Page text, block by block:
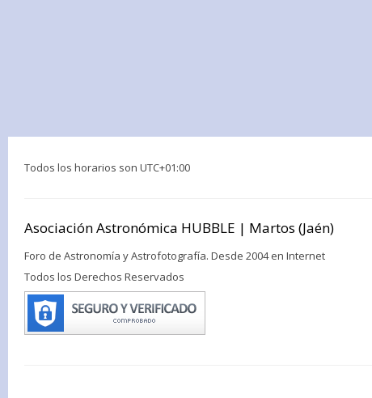
Todos los horarios son UTC+01:00
Asociación Astronómica HUBBLE | Martos (Jaén)
Foro de Astronomía y Astrofotografía. Desde 2004 en Internet
Todos los Derechos Reservados